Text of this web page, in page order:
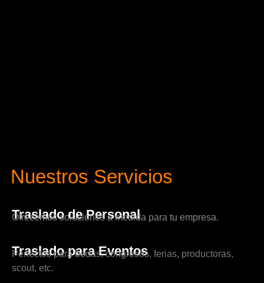
Nuestros Servicios
Traslado de Personal
Ofrecemos soluciones a medida para tu empresa.
Traslado para Eventos
Perfectos para bodas, congresos, ferias, productoras,
scout, etc.